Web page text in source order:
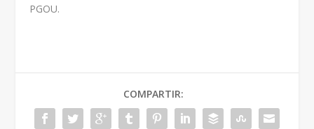
PGOU.
COMPARTIR: